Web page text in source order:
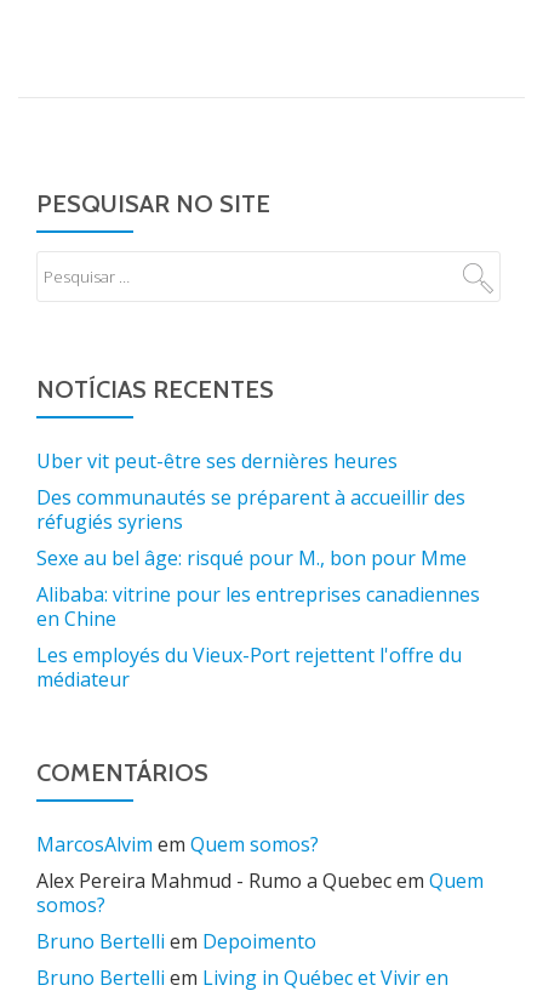
PESQUISAR NO SITE
NOTÍCIAS RECENTES
Uber vit peut-être ses dernières heures
Des communautés se préparent à accueillir des
réfugiés syriens
Sexe au bel âge: risqué pour M., bon pour Mme
Alibaba: vitrine pour les entreprises canadiennes
en Chine
Les employés du Vieux-Port rejettent l'offre du
médiateur
COMENTÁRIOS
MarcosAlvim em Quem somos?
Alex Pereira Mahmud - Rumo a Quebecem Quem
somos?
Bruno Bertelli em Depoimento
Bruno Bertelli em Living in Québec et Vivir en